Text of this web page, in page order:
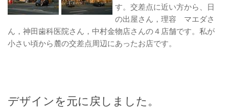
す。交差点に近い方から、日
の出屋さん，理容 マエダさ
ん，神田歯科医院さん，中村金物店さんの４店舗です。私が
小さい頃から麓の交差点周辺にあったお店です。
デザインを元に戻しました。